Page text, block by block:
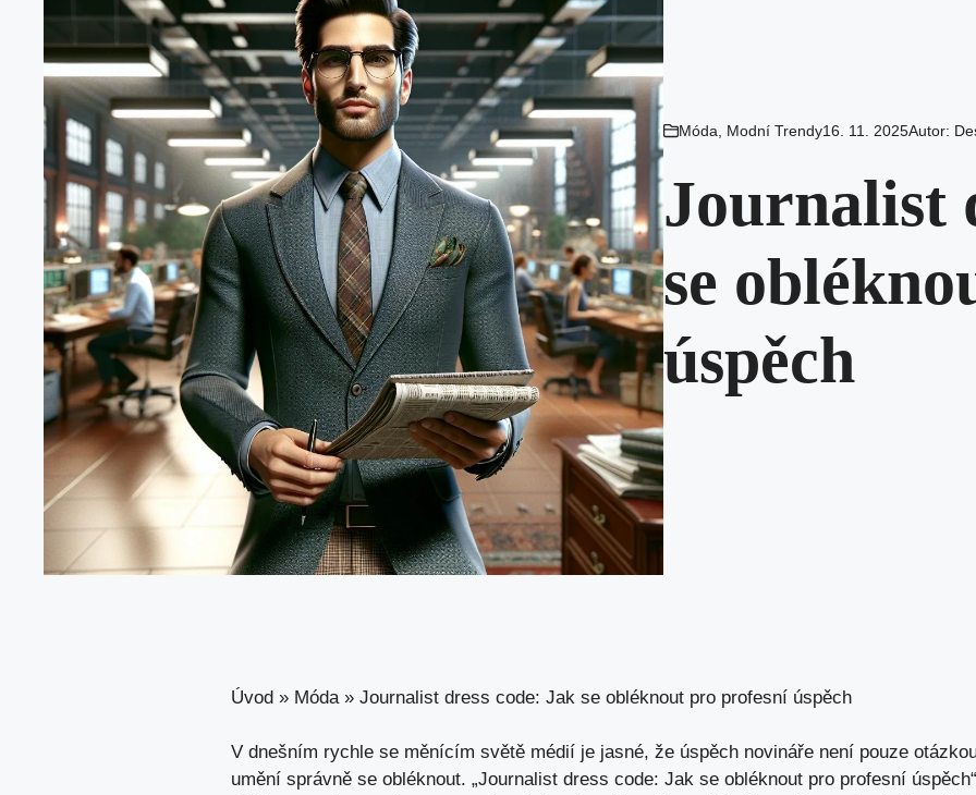
Móda Modní Trendy16. 11. 2025Autor:
Journalist
se
úspěch
Úvod » Móda » Journalist dress code: Jak se obléknout pro profesní úspěch
V dnešním rychle se měnícím světě médií je jasné, že úspěch novináře není pouze
umění správně se obléknout. „Journalist dress code: Jak se obléknout pro profesní